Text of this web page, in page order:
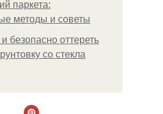
паркета:
методы и советы
безопасно оттереть
со стекла